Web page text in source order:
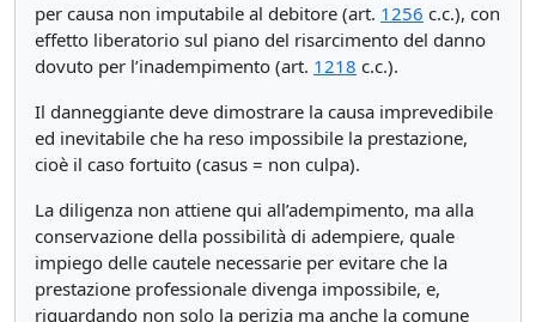
per causa non imputabile al debitore (art. 1256 c.c.), con
effetto liberatorio sul piano del risarcimento del danno
dovuto per l’inadempimento (art. 1218 c.c.).
Il danneggiante deve dimostrare la causa imprevedibile
ed inevitabile che ha reso impossibile la prestazione,
cioè il caso fortuito (casus = non culpa).
La diligenza non attiene qui all’adempimento, ma alla
conservazione della possibilità di adempiere, quale
impiego delle cautele necessarie per evitare che la
prestazione professionale divenga impossibile, e,
riguardando non solo la perizia ma anche la comune